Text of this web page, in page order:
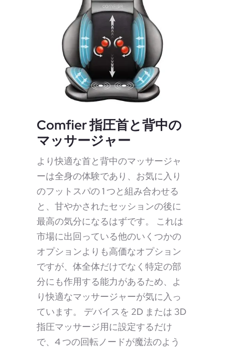
Comfier 指圧首と背中の
マッサージャー
より快適な首と背中のマッサージャ
ーは全身の体験であり、お気に入り
のフットスパの 1 つと組み合わせる
と、甘やかされたセッションの後に
最高の気分になるはずです。 これは
市場に出回っている他のいくつかの
オプションよりも高価なオプション
ですが、体全体だけでなく特定の部
分にも作用する能力があるため、よ
り快適なマッサージャーが気に入っ
ています。 デバイスを 2D または 3D
指圧マッサージ用に設定するだけ
で、4 つの回転ノードが魔法のよう